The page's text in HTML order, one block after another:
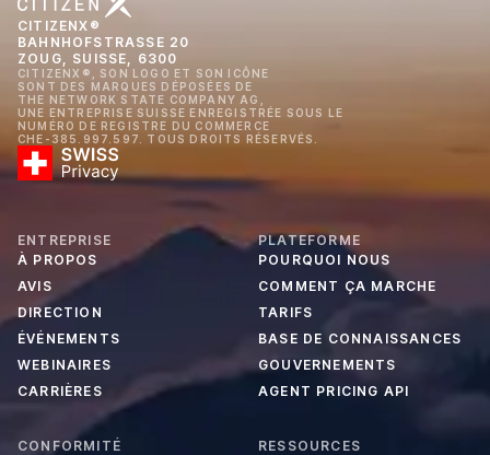
CITIZENX®
BAHNHOFSTRASSE 20
ZOUG, SUISSE, 6300
CITIZENX®, SON LOGO ET SON ICÔNE
SONT DES MARQUES DÉPOSÉES DE
THE NETWORK STATE COMPANY AG,
UNE ENTREPRISE SUISSE ENREGISTRÉE SOUS LE
NUMÉRO DE REGISTRE DU COMMERCE
CHE-385.997.597. TOUS DROITS RÉSERVÉS.
ENTREPRISE
À PROPOS
AVIS
DIRECTION
ÉVÉNEMENTS
WEBINAIRES
CARRIÈRES
PLATEFORME
POURQUOI NOUS
COMMENT ÇA MARCHE
TARIFS
BASE DE CONNAISSANCES
GOUVERNEMENTS
AGENT PRICING API
CONFORMITÉ
RESSOURCES